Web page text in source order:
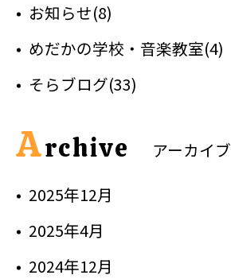
お知らせ(8)
めだかの学校・音楽教室(4)
そらブログ(33)
Archive
アーカイブ
2025年12月
2025年4月
2024年12月